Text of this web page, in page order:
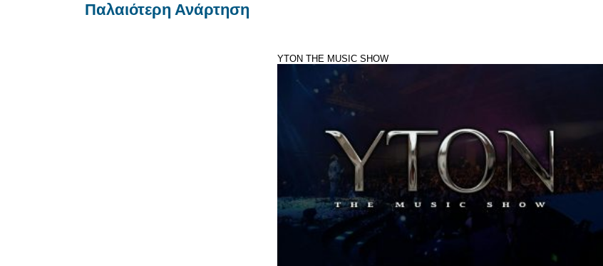
Παλαιότερη Ανάρτηση
YTON THE MUSIC SHOW